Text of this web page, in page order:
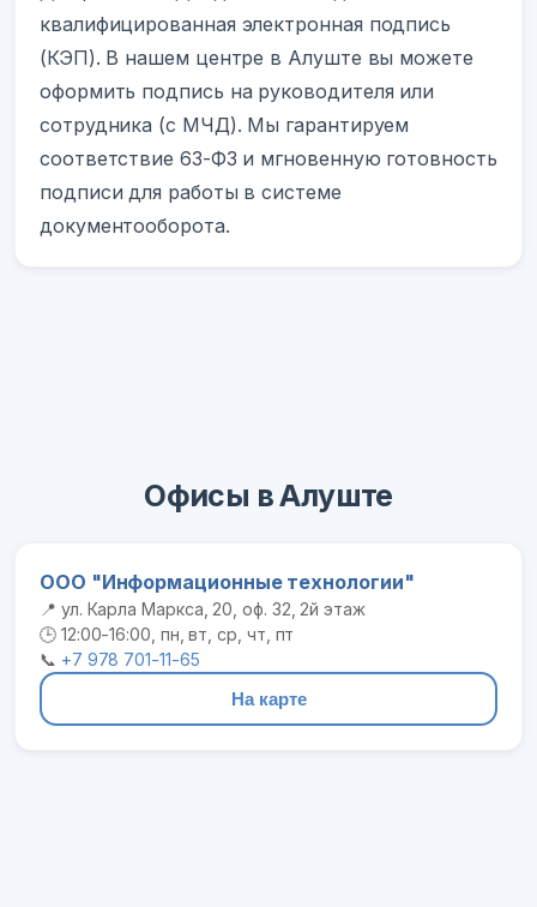
квалифицированная электронная подпись
(КЭП). В нашем центре в Алуште вы можете
оформить подпись на руководителя или
сотрудника (с МЧД). Мы гарантируем
соответствие 63-ФЗ и мгновенную готовность
подписи для работы в системе
документооборота.
Офисы в Алуште
ООО "Информационные технологии"
📍 ул. Карла Маркса, 20, оф. 32, 2й этаж
🕒 12:00-16:00, пн, вт, ср, чт, пт
📞 +7 978 701-11-65
На карте